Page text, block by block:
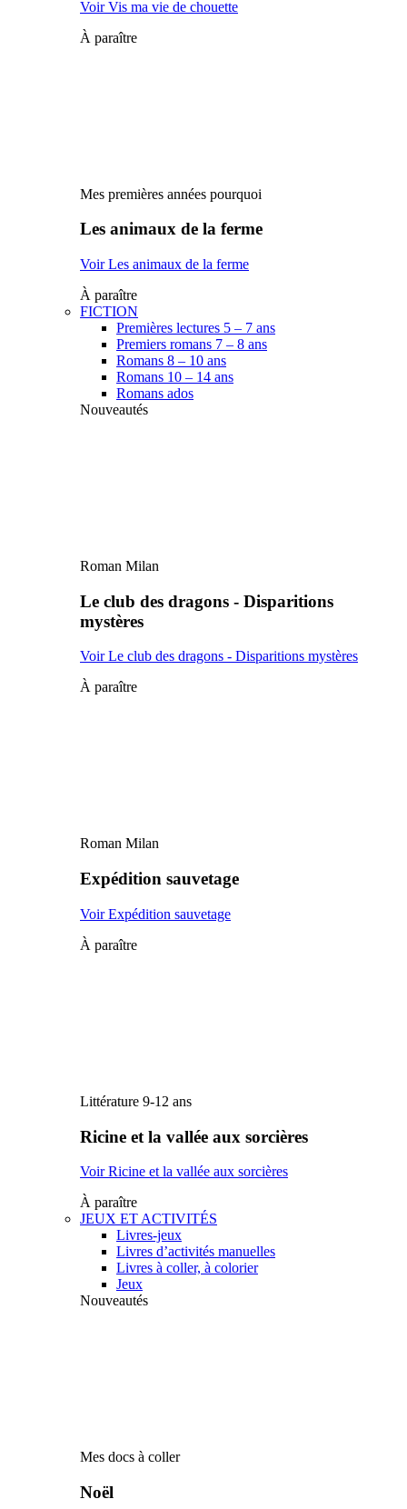
Voir Vis ma vie de chouette
À paraître
Mes premières années pourquoi
Les animaux de la ferme
Voir Les animaux de la ferme
À paraître
FICTION
Premières lectures 5 – 7 ans
Premiers romans 7 – 8 ans
Romans 8 – 10 ans
Romans 10 – 14 ans
Romans ados
Nouveautés
Roman Milan
Le club des dragons - Disparitions
mystères
Voir Le club des dragons - Disparitions mystères
À paraître
Roman Milan
Expédition sauvetage
Voir Expédition sauvetage
À paraître
Littérature 9-12 ans
Ricine et la vallée aux sorcières
Voir Ricine et la vallée aux sorcières
À paraître
JEUX ET ACTIVITÉS
Livres-jeux
Livres d’activités manuelles
Livres à coller, à colorier
Jeux
Nouveautés
Mes docs à coller
Noël